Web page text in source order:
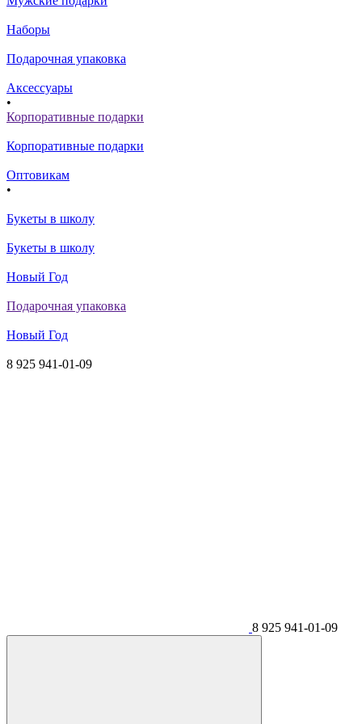
Наборы
Подарочная упаковка
Аксессуары
•
Корпоративные подарки
Корпоративные подарки
Оптовикам
•
Букеты в школу
Букеты в школу
Новый Год
Подарочная упаковка
Новый Год
8 925 941-01-09
8 925 941-01-09